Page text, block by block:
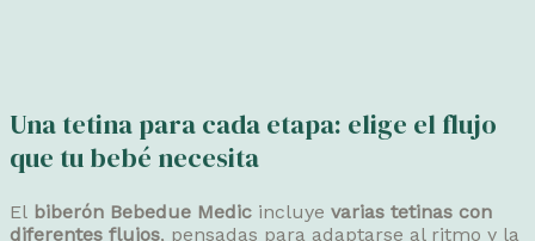
Una tetina para cada etapa: elige el flujo
que tu bebé necesita
El biberón Bebedue Medic incluye varias tetinas con
diferentes flujos, pensadas para adaptarse al ritmo y la